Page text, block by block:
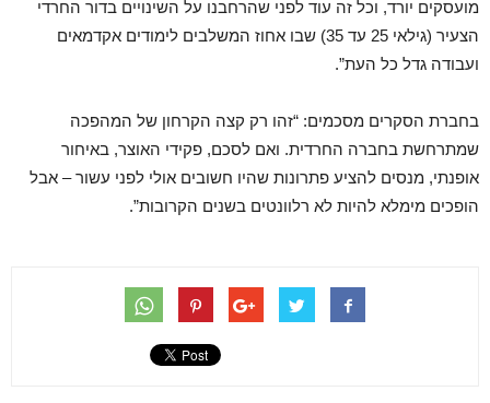
מועסקים יורד, וכל זה עוד לפני שהרחבנו על השינויים בדור החרדי
הצעיר (גילאי 25 עד 35) שבו אחוז המשלבים לימודים אקדמאים
ועבודה גדל כל העת”.
בחברת הסקרים מסכמים: “זהו רק קצה הקרחון של המהפכה
שמתרחשת בחברה החרדית. ואם לסכם, פקידי האוצר, באיחור
אופנתי, מנסים להציע פתרונות שהיו חשובים אולי לפני עשור – אבל
הופכים מימלא להיות לא רלוונטים בשנים הקרובות”.